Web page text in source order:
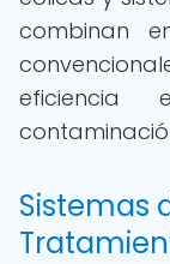
combinan
eficiencia
Sistemas